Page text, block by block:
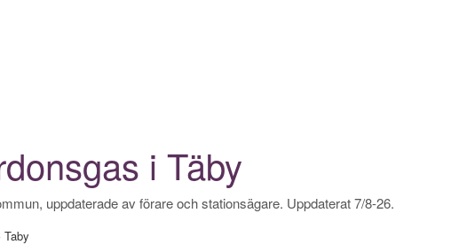
i Täby
uppdaterade av förare och stationsägare. Uppdaterat 7/8-26.
Taby